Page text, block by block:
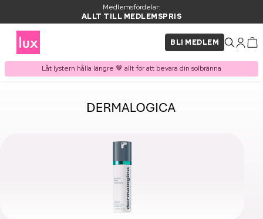
Medlemsfördelar:
ALLT TILL MEDLEMSPRIS
BLI MEDLEM
Låt lystern hålla längre 🤎 allt för att bevara din solbränna